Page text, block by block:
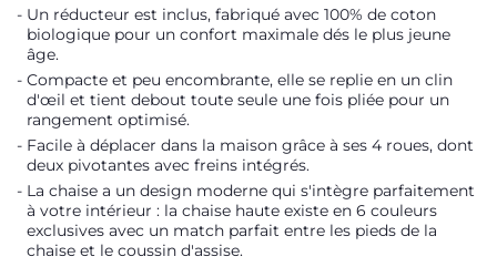
Un réducteur est inclus, fabriqué avec 100% de coton
biologique pour un confort maximale dés le plus jeune
âge.
Compacte et peu encombrante, elle se replie en un clin
d'œil et tient debout toute seule une fois pliée pour un
rangement optimisé.
Facile à déplacer dans la maison grâce à ses 4 roues, dont
deux pivotantes avec freins intégrés.
La chaise a un design moderne qui s'intègre parfaitement
à votre intérieur : la chaise haute existe en 6 couleurs
exclusives avec un match parfait entre les pieds de la
chaise et le coussin d'assise.